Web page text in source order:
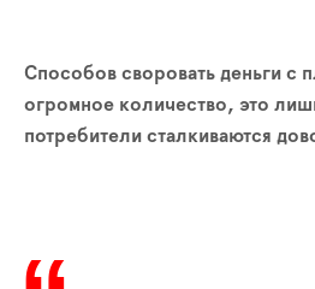
Способов своровать деньги с
огромное количество, это
потребители сталкиваются